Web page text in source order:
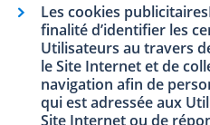
Les cookies
finalité d’identifier les
Utilisateurs au travers
le Site Internet et de
navigation afin de
qui est adressée aux
Site Internet ou de